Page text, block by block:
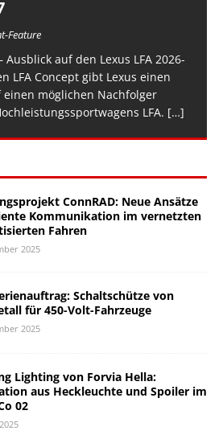
Feature
Ausblick auf den Lexus LFA 2026-
LFA Concept gibt Lexus einen
möglichen Nachfolger
LFA. […]
ConnRAD: Neue Ansätze
Kommunikation im vernetzten
Fahren
2025
Schaltschütze von
für 450-Volt-Fahrzeuge
2025
Lighting von Forvia Hella:
aus Heckleuchte und Spoiler im
02